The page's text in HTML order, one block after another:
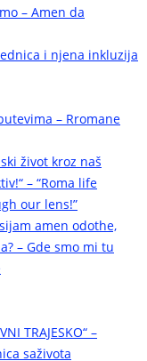
– Amen da
i njena inkluzija
– Rromane
život kroz naš
– “Roma life
our lens!”
amen odothe,
– Gde smo mi tu
TRAJESKO“ –
saživota